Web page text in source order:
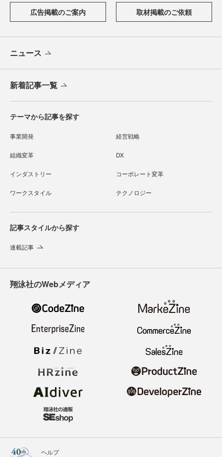
広告掲載のご案内 取材掲載のご依頼
ニュース
新着記事一覧
テーマから記事を探す
事業開発 経営戦略
組織変革 DX
インダストリー コーポレート変革
ワークスタイル テクノロジー
記事スタイルから探す
連載記事
翔泳社のWebメディア
ヘルプ